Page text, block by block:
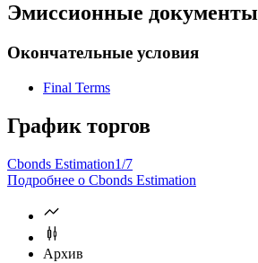
Эмиссионные документы
Окончательные условия
Final Terms
График торгов
Cbonds Estimation1/7
Подробнее о Cbonds Estimation
Архив